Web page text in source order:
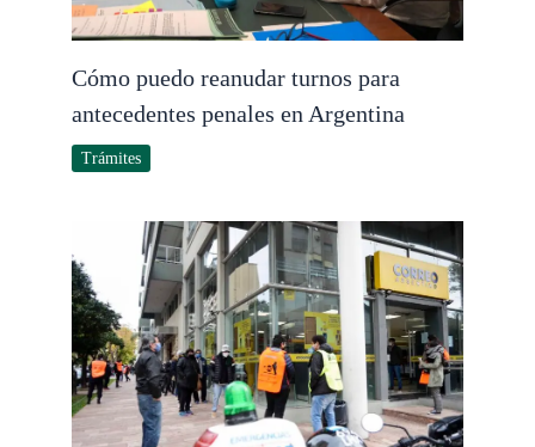
Cómo puedo reanudar turnos para
antecedentes penales en Argentina
Trámites